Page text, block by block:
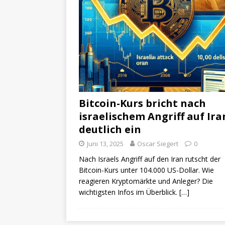
Bitcoin-Kurs bricht nach
israelischem Angriff auf
deutlich ein
Juni 13, 2025 Oscar Siegert 0
Nach Israels Angriff auf den Iran rutscht der
Bitcoin-Kurs unter 104.000 US-Dollar. Wie
reagieren Kryptomärkte und Anleger? Die
wichtigsten Infos im Überblick. […]